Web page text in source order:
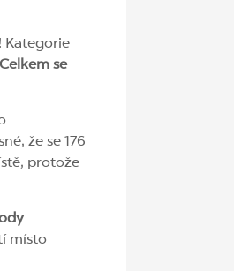
Kategorie
Celkem se
že se 176
protože
místo